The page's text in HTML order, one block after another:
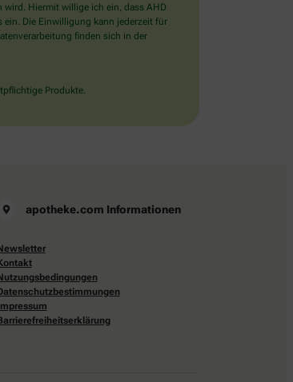
wird. Hiermit willige ich ein, dass AHD
ein. Die Einwilligung kann jederzeit für
finden sich in der
Produkte.
apotheke.com Informationen